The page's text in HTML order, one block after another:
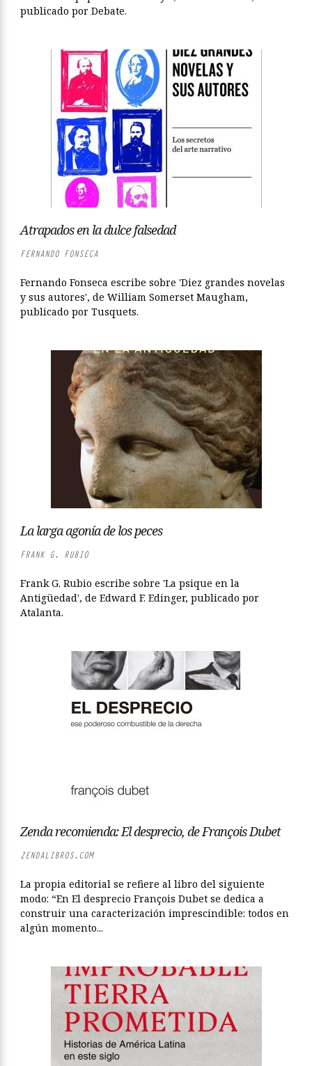
publicado por Debate.
Atrapados en la dulce falsedad
FERNANDO FONSECA
Fernando Fonseca escribe sobre 'Diez grandes novelas
y sus autores', de William Somerset Maugham,
publicado por Tusquets.
La larga agonía de los peces
FRANK G. RUBIO
Frank G. Rubio escribe sobre 'La psique en la
Antigüedad', de Edward F. Edinger, publicado por
Atalanta.
Zenda recomienda: El desprecio, de François Dubet
ZENDALIBROS.COM
La propia editorial se refiere al libro del siguiente
modo: “En El desprecio François Dubet se dedica a
construir una caracterización imprescindible: todos en
algún momento...